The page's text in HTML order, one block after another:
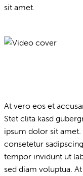
sit amet.
At vero eos et
Stet clita kasd
ipsum dolor sit
consetetur
tempor invidunt ut
sed diam voluptua.